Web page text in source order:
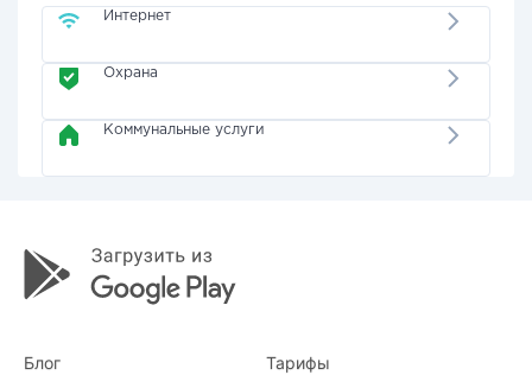
Интернет
Охрана
Коммунальные услуги
Блог Тарифы